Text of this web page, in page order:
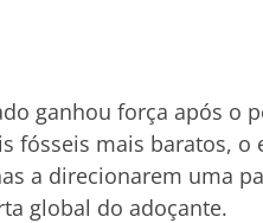
ganhou força após o
fósseis mais baratos,
a direcionarem uma
global do adoçante.